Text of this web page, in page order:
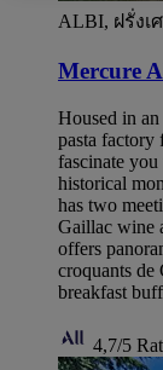
ALBI, ฝรั่งเ
Mercure
Housed in
pasta
fascinate
historical
has two
Gaillac wine
offers
croquants de
breakfast
4,7/5